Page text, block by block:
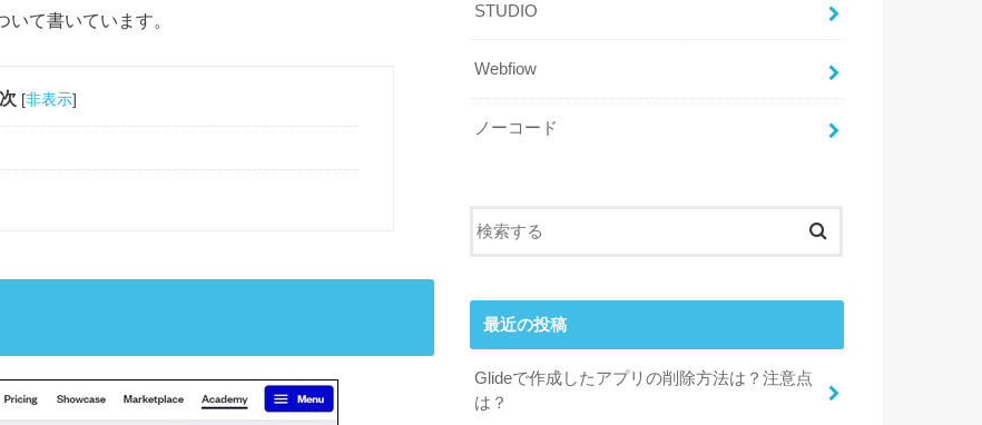
て書いています。
[非表示]
STUDIO
Webfiow
ノーコード
最近の投稿
Glideで作成したアプリの削除方法は？注意点
は？